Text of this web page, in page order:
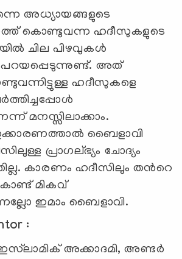
അധ്യായങ്ങളുടെ
കൊണ്ടുവന്ന ഹദീസുകളുടെ
ചില പിഴവുകൾ
പറയപ്പെടുന്നുണ്ട്. അത്
ഹദീസുകളെ
മനസ്സിലാക്കാം.
ബൈളാവി
പ്രാഗല്ഭ്യം ചോദ്യം
കാരണം ഹദീസിലും തൻറെ
മികവ്
ഇമാം ബൈളാവി.
:
അക്കാദമി, അണ്ടര്‍